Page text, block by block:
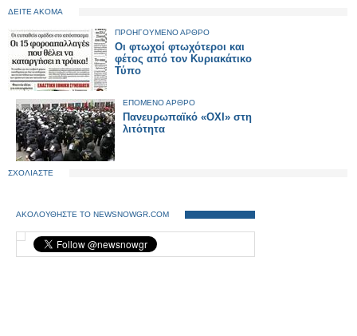
ΔΕΙΤΕ ΑΚΟΜΑ
ΠΡΟΗΓΟΥΜΕΝΟ ΑΡΘΡΟ
Οι φτωχοί φτωχότεροι και
φέτος από τον Κυριακάτικο
Τύπο
ΕΠΟΜΕΝΟ ΑΡΘΡΟ
Πανευρωπαϊκό «ΟΧΙ» στη
λιτότητα
ΣΧΟΛΙΑΣΤΕ
ΑΚΟΛΟΥΘΗΣΤΕ ΤΟ NEWSNOWGR.COM